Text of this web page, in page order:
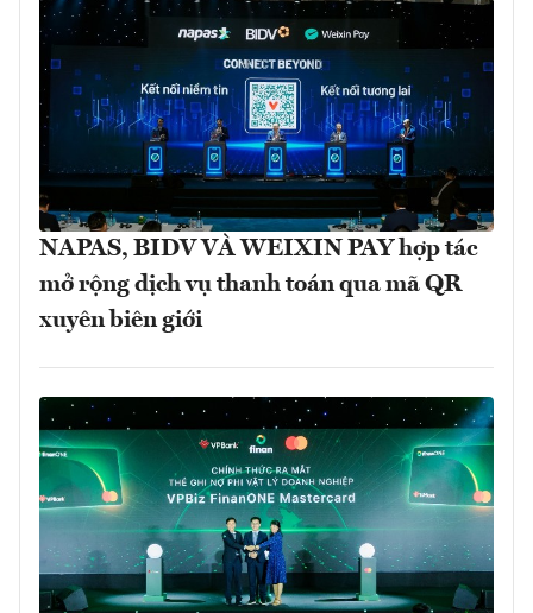
NAPAS, BIDV VÀ WEIXIN PAY hợp tác
mở rộng dịch vụ thanh toán qua mã QR
xuyên biên giới